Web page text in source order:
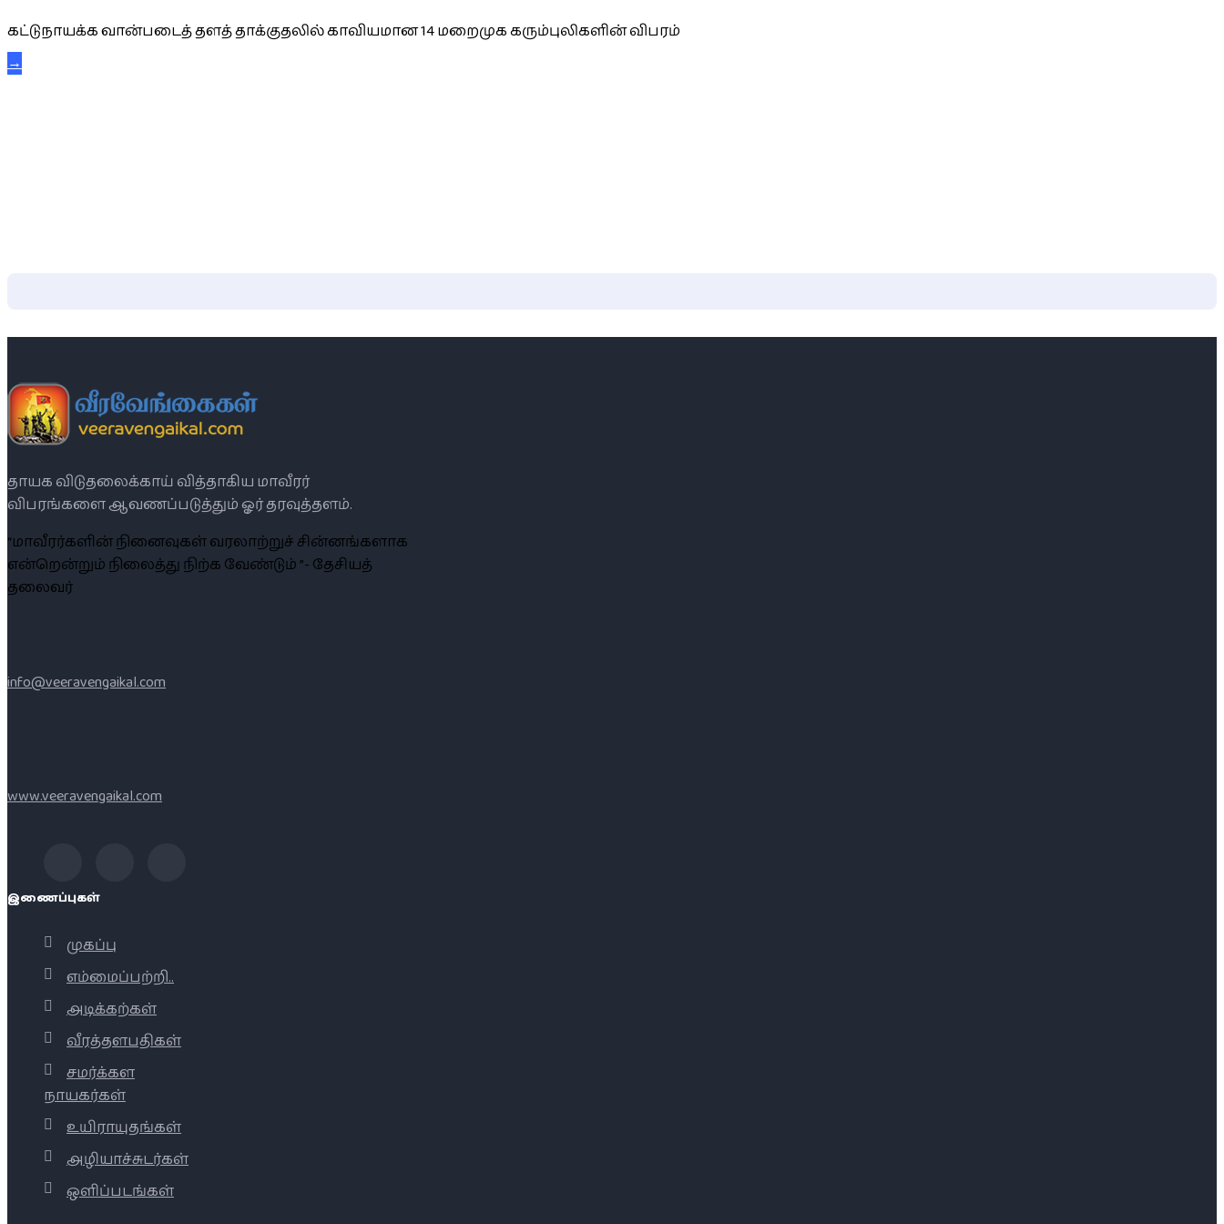
கட்டுநாயக்க வான்படைத் தளத் தாக்குதலில் காவியமான 14 மறைமுக கரும்புலிகளின் விபரம்
→
தாயக விடுதலைக்காய் வித்தாகிய மாவீரர்
விபரங்களை ஆவணப்படுத்தும் ஓர் தரவுத்தளம்.
“மாவீரர்களின் நினைவுகள் வரலாற்றுச் சின்னங்களாக
என்றென்றும் நிலைத்து நிற்க வேண்டும் ”- தேசியத்
தலைவர்
info@veeravengaikal.com
www.veeravengaikal.com
இணைப்புகள்
முகப்பு
எம்மைப்பற்றி..
அடிக்கற்கள்
வீரத்தளபதிகள்
சமர்க்கள
நாயகர்கள்
உயிராயுதங்கள்
அழியாச்சுடர்கள்
ஒளிப்படங்கள்